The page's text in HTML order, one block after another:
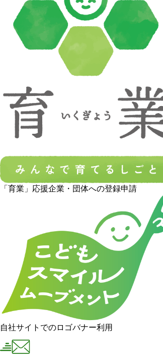
「育業」応援企業・団体への登録申請
自社サイトでのロゴバナー利用